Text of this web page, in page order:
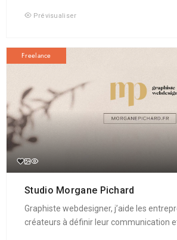
Prévisualiser
Freelance
Studio Morgane Pichard
Graphiste webdesigner, j’aide les
créateurs à définir leur communication